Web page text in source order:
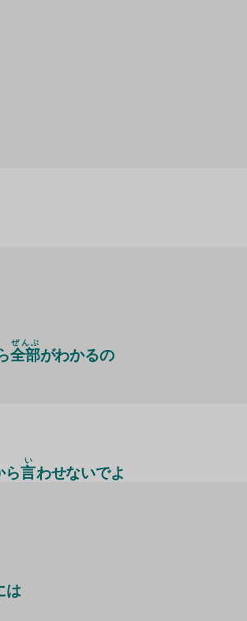
全部
ぜんぶ
がわかるの
ら言
い
わせないでよ
は